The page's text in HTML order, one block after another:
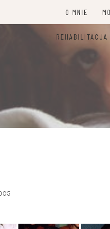
O MNIE
REHABILITACJA